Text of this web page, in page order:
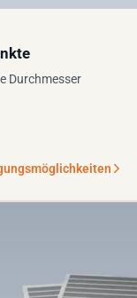
Durchmesser